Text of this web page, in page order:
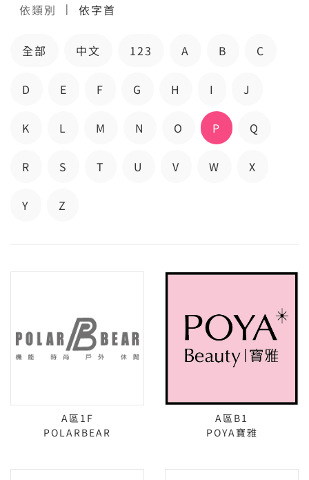
依類別 | 依字首
全部 中文 123 A B C
D E F G H I J
K L M N O P Q
R S T U V W X
Y Z
A區1F
POLARBEAR
A區B1
POYA寶雅